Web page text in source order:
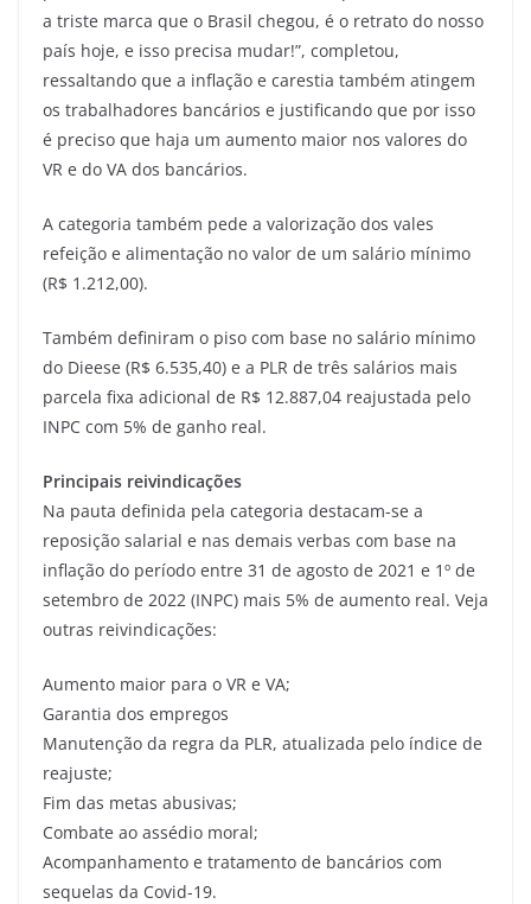
a triste marca que o Brasil chegou, é o retrato do nosso
país hoje, e isso precisa mudar!”, completou,
ressaltando que a inflação e carestia também atingem
os trabalhadores bancários e justificando que por isso
é preciso que haja um aumento maior nos valores do
VR e do VA dos bancários.
A categoria também pede a valorização dos vales
refeição e alimentação no valor de um salário mínimo
(R$ 1.212,00).
Também definiram o piso com base no salário mínimo
do Dieese (R$ 6.535,40) e a PLR de três salários mais
parcela fixa adicional de R$ 12.887,04 reajustada pelo
INPC com 5% de ganho real.
Principais reivindicações
Na pauta definida pela categoria destacam-se a
reposição salarial e nas demais verbas com base na
inflação do período entre 31 de agosto de 2021 e 1º de
setembro de 2022 (INPC) mais 5% de aumento real. Veja
outras reivindicações:
Aumento maior para o VR e VA;
Garantia dos empregos
Manutenção da regra da PLR, atualizada pelo índice de
reajuste;
Fim das metas abusivas;
Combate ao assédio moral;
Acompanhamento e tratamento de bancários com
sequelas da Covid-19.